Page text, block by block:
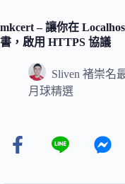
mkcert – 讓你在
書，啟用 HTTPS 協議
Sliven 褚崇名
月球精選